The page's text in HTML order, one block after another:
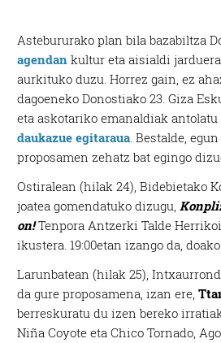
Astebururako plan bila bazabiltza
agendan kultur eta aisialdi
aurkituko duzu. Horrez gain, ez
dagoeneko Donostiako 23. Giza
eta askotariko emanaldiak
daukazue egitaraua. Bestalde,
proposamen zehatz bat egingo
Ostiralean (hilak 24), Bidebietako
joatea gomendatuko dizugu,
on! Tenpora Antzerki Talde
ikustera. 19:00etan izango da,
Larunbatean (hilak 25),
da gure proposamena, izan ere,
berreskuratu du izen bereko
Niña Coyote eta Chico Tornado,